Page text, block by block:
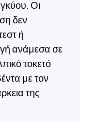
Οι
δεν
ή
ανάμεσα σε
τοκετό
με τον
της